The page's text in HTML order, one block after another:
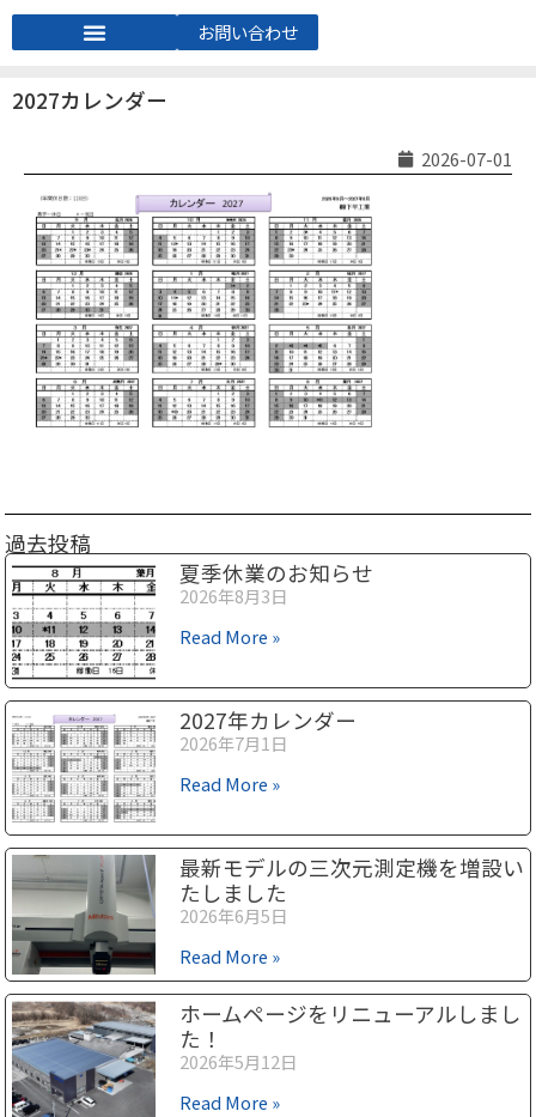
お問い合わせ
2027カレンダー
2026-07-01
過去投稿
夏季休業のお知らせ
2026年8月3日
Read More »
2027年カレンダー
2026年7月1日
Read More »
最新モデルの三次元測定機を増設い
たしました
2026年6月5日
Read More »
ホームページをリニューアルしまし
た！
2026年5月12日
Read More »